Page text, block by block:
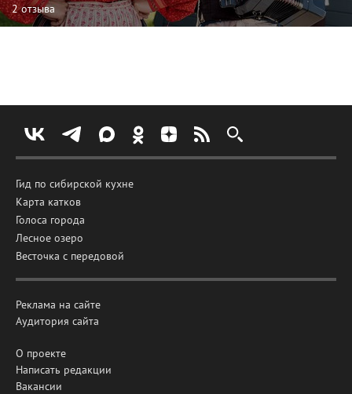
2 отзыва
Гид по сибирской кухне
Карта катков
Голоса города
Лесное озеро
Весточка с передовой
Реклама на сайте
Аудитория сайта
О проекте
Написать редакции
Вакансии